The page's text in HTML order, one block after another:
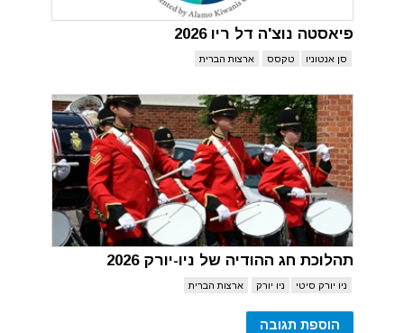
פיאסטה נוצ'ה דל ריו 2026
סן אנטוניו טקסס ארצות הברית
תהלוכת חג ההודיה של ניו-יורק 2026
ניו יורק סיטי ניו יורק ארצות הברית
הוספת תגובה